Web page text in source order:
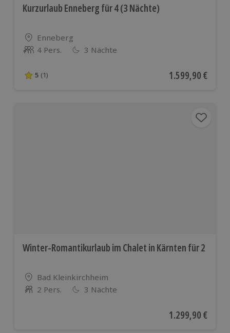
Kurzurlaub Enneberg für 4 (3 Nächte)
Standort
Enneberg
Anzahl der Teilnehmer
4 Pers. 3 Nächte
5 von 5 Sternen basierend auf 1 Bewertungen
5 (1) Aktueller Preis
1.599,90 €
Winter-Romantikurlaub im Chalet in Kärnten für 2
Standort
Bad Kleinkirchheim
Anzahl der Teilnehmer
2 Pers. 3 Nächte
Aktueller Preis
1.299,90 €